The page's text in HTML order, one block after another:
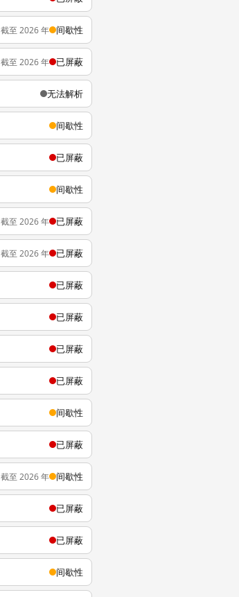
截至 2026 年 间歇性
截至 2026 年 已屏蔽
无法解析
间歇性
已屏蔽
间歇性
截至 2026 年 已屏蔽
截至 2026 年 已屏蔽
已屏蔽
已屏蔽
已屏蔽
已屏蔽
间歇性
已屏蔽
截至 2026 年 间歇性
已屏蔽
已屏蔽
间歇性